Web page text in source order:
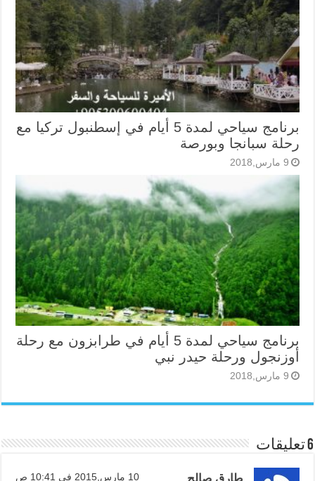
برنامج سياحي لمدة 5 أيام في إسطنبول تركيا مع
رحلة سبانجا وبورصة
9 مارس,2018
برنامج سياحي لمدة 5 أيام في طرابزون مع رحلة
أوزنجول ورحلة حيدر نبي
9 مارس,2018
6 تعليقات
10 مارس,2015 في 10:41 ص